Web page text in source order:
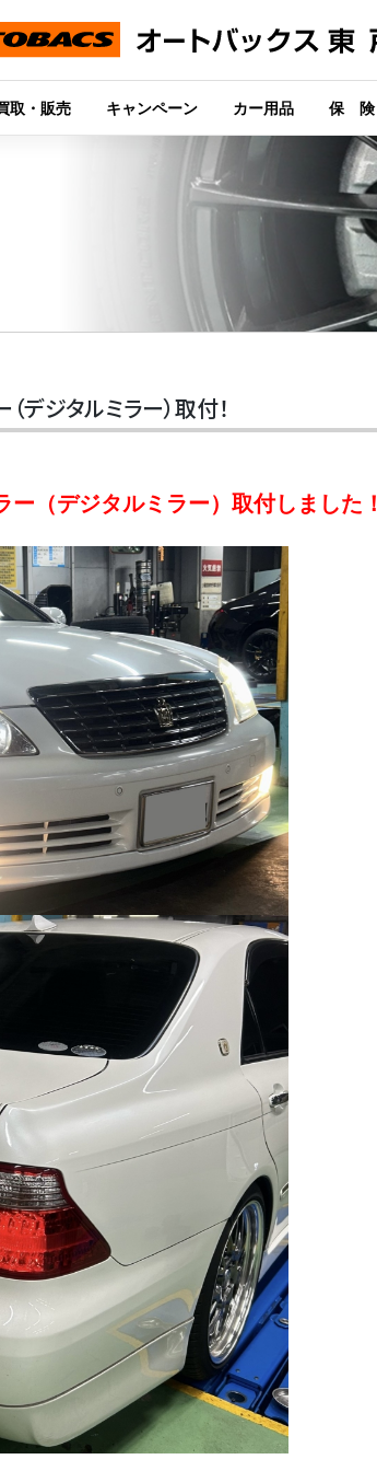
取・販売 キャンペーン カー用品 保 険
デジタルミラー）取付！
（デジタルミラー）取付しました！